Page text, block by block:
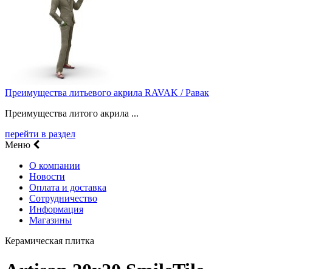
Преимущества литьевого акрила RAVAK / Равак
Преимущества литого акрила ...
перейти в раздел
Меню
О компании
Новости
Оплата и доставка
Сотрудничество
Информация
Магазины
Керамическая плитка